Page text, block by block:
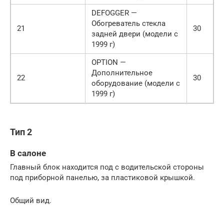
21
DEFOGGER —
Обогреватель стекла
задней двери (модели с
1999 г)
30
22
OPTION —
Дополнительное
оборудование (модели с
1999 г)
30
Тип 2
В салоне
Главный блок находится под с водительской стороны
под приборной панелью, за пластиковой крышкой.
Общий вид.